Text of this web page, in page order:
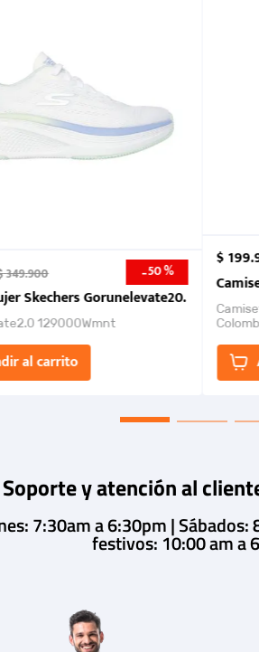
2026
349.900 -50 %
Skechers Gorunelevate20.
129000Wmnt
al carrito
$199.
un
Soporte y atención al
7:30am a 6:30pm |
festivos: 10:00 am a